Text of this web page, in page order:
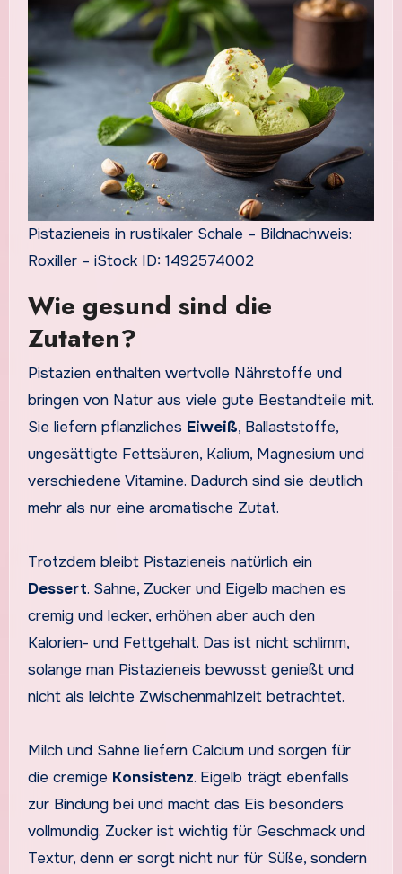
Pistazieneis in rustikaler Schale – Bildnachweis:
Roxiller – iStock ID: 1492574002
Wie gesund sind die
Zutaten?
Pistazien enthalten wertvolle Nährstoffe und
bringen von Natur aus viele gute Bestandteile mit.
Sie liefern pflanzliches Eiweiß, Ballaststoffe,
ungesättigte Fettsäuren, Kalium, Magnesium und
verschiedene Vitamine. Dadurch sind sie deutlich
mehr als nur eine aromatische Zutat.
Trotzdem bleibt Pistazieneis natürlich ein
Dessert. Sahne, Zucker und Eigelb machen es
cremig und lecker, erhöhen aber auch den
Kalorien- und Fettgehalt. Das ist nicht schlimm,
solange man Pistazieneis bewusst genießt und
nicht als leichte Zwischenmahlzeit betrachtet.
Milch und Sahne liefern Calcium und sorgen für
die cremige Konsistenz. Eigelb trägt ebenfalls
zur Bindung bei und macht das Eis besonders
vollmundig. Zucker ist wichtig für Geschmack und
Textur, denn er sorgt nicht nur für Süße, sondern